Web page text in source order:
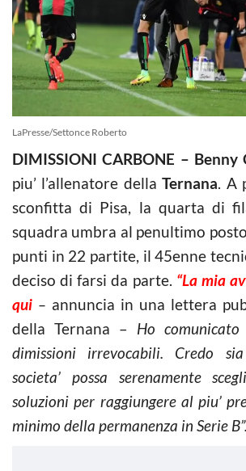
LaPresse/Settonce Roberto
DIMISSIONI CARBONE – Benny
piu’ l’allenatore dellaTernana. A
sconfitta di Pisa, la quarta di
squadra umbra al penultimo
punti in 22 partite, il 45enne
deciso di farsi da parte. “La mia
qui – annuncia in una lettera
della Ternana – Ho
dimissioni irrevocabili. Credo
societa’ possa serenamente
soluzioni per raggiungere al piu’
minimo della permanenza in Serie B”.